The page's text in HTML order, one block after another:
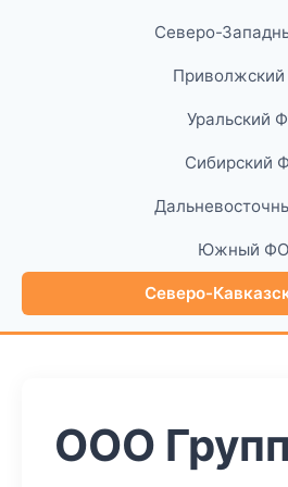
Северо-
Уральский
Сибирский
Южный ФО
Северо-
ООО Групп